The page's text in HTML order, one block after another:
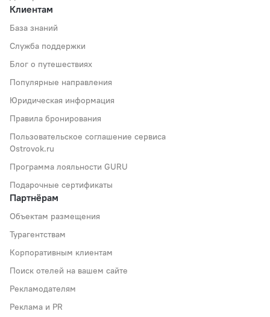
Клиентам
База знаний
Служба поддержки
Блог о путешествиях
Популярные направления
Юридическая информация
Правила бронирования
Пользовательское соглашение сервиса
Ostrovok.ru
Программа лояльности GURU
Подарочные сертификаты
Партнёрам
Объектам размещения
Турагентствам
Корпоративным клиентам
Поиск отелей на вашем сайте
Рекламодателям
Реклама и PR